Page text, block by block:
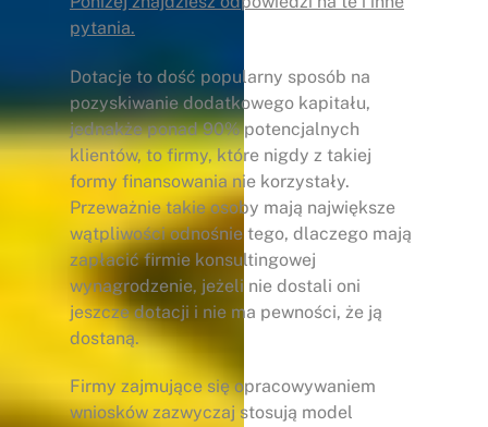
pytania.
Dotacje to dość popularny sposób na
pozyskiwanie dodatkowego kapitału,
jednakże ponad 90% potencjalnych
klientów, to firmy, które nigdy z takiej
formy finansowania nie korzystały.
Przeważnie takie osoby mają największe
wątpliwości odnośnie tego, dlaczego mają
zapłacić firmie konsultingowej
wynagrodzenie, jeżeli nie dostali oni
jeszcze dotacji i nie ma pewności, że ją
dostaną.
Firmy zajmujące się opracowywaniem
wniosków zazwyczaj stosują model